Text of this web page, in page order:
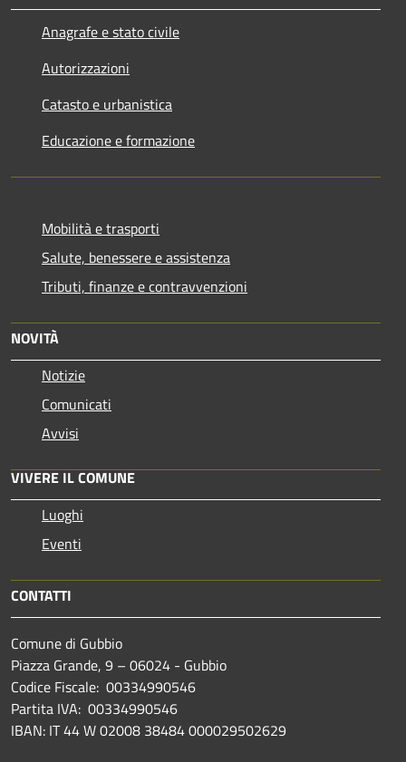
Anagrafe e stato civile
Autorizzazioni
Catasto e urbanistica
Educazione e formazione
Mobilità e trasporti
Salute, benessere e assistenza
Tributi, finanze e contravvenzioni
NOVITÀ
Notizie
Comunicati
Avvisi
VIVERE IL COMUNE
Luoghi
Eventi
CONTATTI
Comune di Gubbio
Piazza Grande, 9 – 06024 - Gubbio
Codice Fiscale: 00334990546
Partita IVA: 00334990546
IBAN: IT 44 W 02008 38484 000029502629